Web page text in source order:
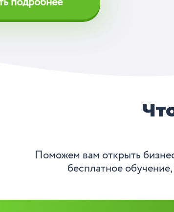
Поможем вам открыть
бесплатное